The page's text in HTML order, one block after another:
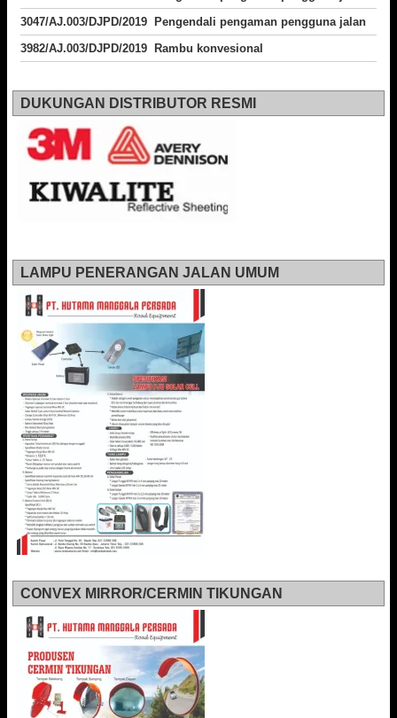
3047/AJ.003/DJPD/2019 Pengendali pengaman pengguna jalan
3982/AJ.003/DJPD/2019 Rambu konvesional
DUKUNGAN DISTRIBUTOR RESMI
LAMPU PENERANGAN JALAN UMUM
CONVEX MIRROR/CERMIN TIKUNGAN